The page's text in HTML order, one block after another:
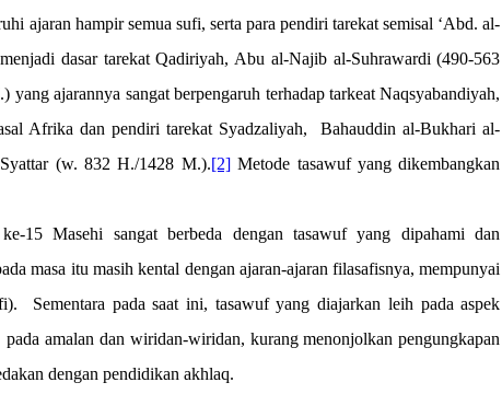
ajaran hampir semua sufi, serta para pendiri tarekat semisal ‘Abd. al-
dasar tarekat Qadiriyah, Abu al-Najib al-Suhrawardi (490-563
ajarannya sangat berpengaruh terhadap tarkeat Naqsyabandiyah,
Afrika dan pendiri tarekat Syadzaliyah,
Bahauddin al-Bukhari al-
(w. 832 H./1428 M.).[2]Metode tasawuf yang dikembangkan
15 Masehi sangat berbeda dengan tasawuf yang dipahami dan
masa itu masih kental dengan ajaran-ajaran filasafisnya, mempunyai
Sementara pada saat ini, tasawuf yang diajarkan leih pada aspek
pada amalan dan wiridan-wiridan, kurang menonjolkan pengungkapan
dengan pendidikan akhlaq.